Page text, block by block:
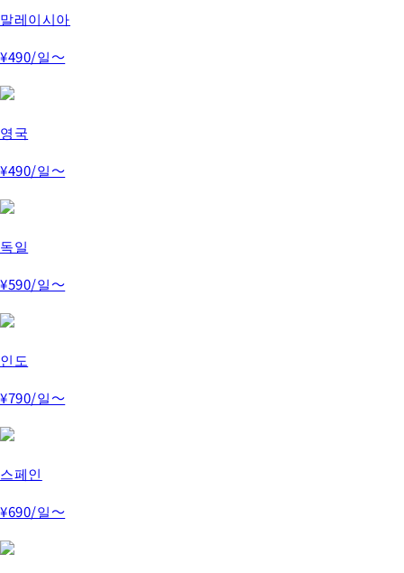
말레이시아
¥490/일～
영국
¥490/일～
독일
¥590/일～
인도
¥790/일～
스페인
¥690/일～